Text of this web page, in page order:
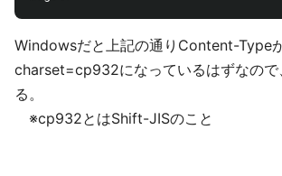
Windowsだと上記の通りContent-Type
charset=cp932になっているはずなの
る。
※cp932とはShift-JISのこと